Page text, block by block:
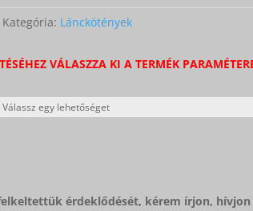
Kategória: Lánckötények
VÁLASZZA KI A TERMÉK
érdeklődését, kérem írjon,